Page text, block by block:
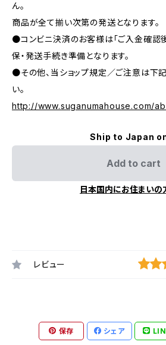
ん。
商品が全て揃い次第の発送となります。
●コンビニ決済のお客様は「ご入金確認
保・発送手続き準備となります。
●その他、当ショップ規定／ご注意は下
い。
http://www.suganumahouse.com/
Ship to Japan
Add to cart
日本国内にお住まいの
レビュー
保存 シェア